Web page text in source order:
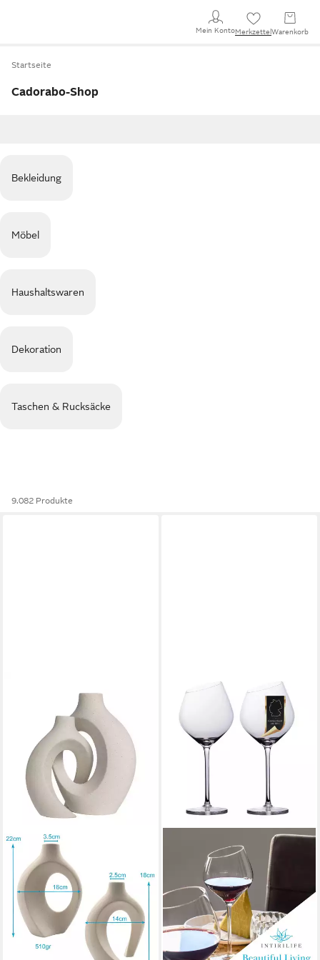
Mein KontoMerkzettel Warenkorb
Startseite
Cadorabo-Shop
Bekleidung
Möbel
Haushaltswaren
Dekoration
Taschen & Rucksäcke
9.082 Produkte